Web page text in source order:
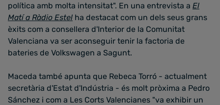
política amb molta intensitat". En una entrevista a El
Matí a Ràdio Estel ha destacat com un dels seus grans
èxits com a consellera d'Interior de la Comunitat
Valenciana va ser aconseguir tenir la factoria de
bateries de Volkswagen a Sagunt.
Maceda també apunta que Rebeca Torró - actualment
secretària d'Estat d'Indústria - és molt pròxima a Pedro
Sánchez i com a Les Corts Valencianes "va exhibir un